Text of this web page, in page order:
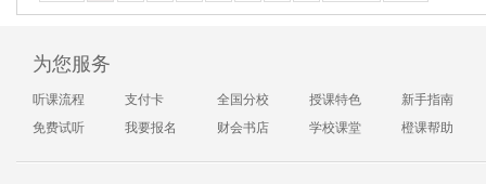
为您服务
听课流程 支付卡 全国分校 授课特色
新手指南
免费试听
我要报名 财会书店 学校课堂 橙课帮助